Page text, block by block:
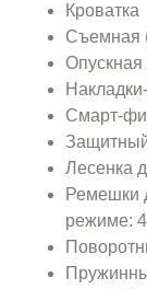
Кроватка
Съемная
Опускная
Смарт-
Лесенка
Ремешки
режиме: